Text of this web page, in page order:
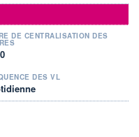
DE CENTRALISATION DES
DES VL